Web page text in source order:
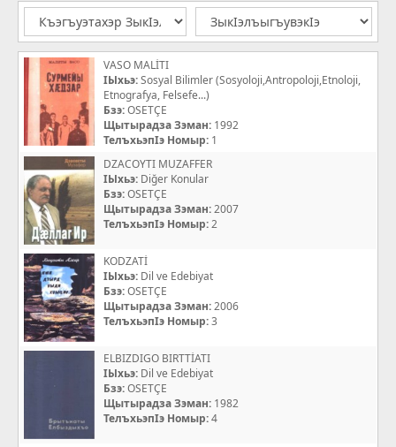
VASO MALİTI
IЫхьэ:Sosyal Bilimler (Sosyoloji,Antropoloji,Etnoloji,
Etnografya, Felsefe...)
Бзэ:OSETÇE
Щытырадза Зэман: 1992
ТелъхьэпIэ Номыр: 1
DZACOYTI MUZAFFER
IЫхьэ: Diğer Konular
Бзэ:OSETÇE
Щытырадза Зэман:2007
ТелъхьэпIэ Номыр:2
KODZATİ
IЫхьэ: Dil ve Edebiyat
Бзэ:OSETÇE
Щытырадза Зэман:2006
ТелъхьэпIэ Номыр:3
ELBIZDIGO BIRTTİATI
IЫхьэ: Dil ve Edebiyat
Бзэ:OSETÇE
Щытырадза Зэман: 1982
ТелъхьэпIэ Номыр:4